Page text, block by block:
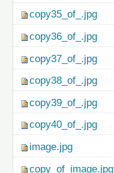
copy35_of_.jpg
copy36_of_.jpg
copy37_of_.jpg
copy38_of_.jpg
copy39_of_.jpg
copy40_of_.jpg
image.jpg
copy_of_image.jpg